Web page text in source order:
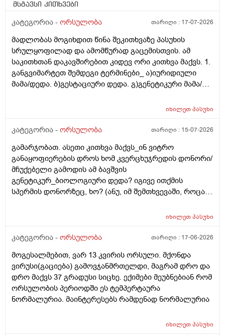
მსგავსი კითხვები
კატეგორია - ორსულობა თარიღი : 17-07-2026
მადლობას მოგიხდით წინა შეკითხვაზე პასუხის
სრულყოფილად და ამომწურად გაცემისთვის. ამ
საკითხთან დაკავშირებით კიდევ ორი კითხვა მაქვს. 1.
განგვიმარტეთ შემდეგი ტერმინები_ ა)იურიდიული
მამა/დედა. ბ)გესტაციური დედა. გ)გენეტიკური მამა/
კიდევ_მსოფლიოს მრავალ ქვეყანაში აქტიურად
თუ ხელოვნური განაყოფიერების ცენტრებში მომუშავე
რამდენად გავრცელებულია საქართველოში?
იხილეთპასუხი
კატეგორია - ორსულობა თარიღი : 15-07-2026
გამარჯობათ. ასეთი კითხვა მაქვს_ინ ვიტრო
განაყოფიერების დროს ხომ კვერცხუჯრედის დონორი/
მჩუქებელი გამოდის ამ ბავშვის
გენეტიკურ_ბიოლოგიური დედა? იგივე ითქმის
სპერმის დონორზეც, ხო? (ანუ, იმ შემთხვევაში, როცა
წყვილი) და კიდევ_თუ მედიცინა აბორტს ჩასახული
როცა ლაბორატორიაში, სინჯარაში
მის მშობლებს?
იხილეთპასუხი
კატეგორია - ორსულობა თარიღი : 17-06-2026
მოგესალმებით, ვარ 13 კვირის ორსული. მქონდა
ვირუსი(გაციება) გამოვჯანმრთელდი, მაგრამ დრო და
დრო მაქვს 37 გრადუსი სიცხე. ექიმები მეუბნებიან რომ
ორსულობის პერიოდში ეს ტემპერტაურა
ნორმალურია. მაინტერესებს რამდენად ნორმალურია
იხილეთპასუხი